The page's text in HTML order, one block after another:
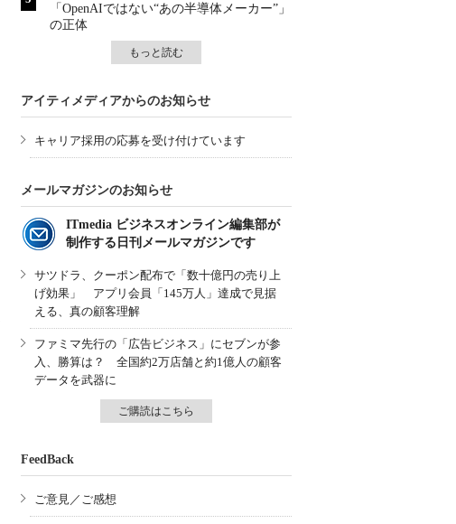
「OpenAIではない“あの半導体メーカー”」
の正体
もっと読む
アイティメディアからのお知らせ
キャリア採用の応募を受け付けています
メールマガジンのお知らせ
ITmedia ビジネスオンライン編集部が
制作する日刊メールマガジンです
サツドラ、クーポン配布で「数十億円の売り上
げ効果」 アプリ会員「145万人」達成で見据
える、真の顧客理解
ファミマ先行の「広告ビジネス」にセブンが参
入、勝算は？ 全国約2万店舗と約1億人の顧客
データを武器に
ご購読はこちら
FeedBack
ご意見／ご感想